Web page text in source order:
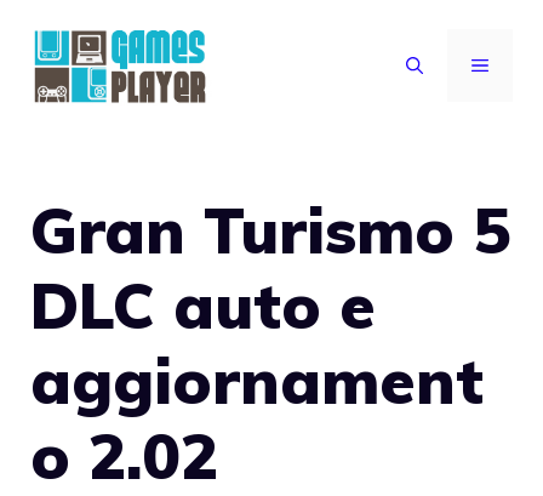
contenuto
MENU
Gran Turismo 5
DLC auto e
aggiornament
o 2.02